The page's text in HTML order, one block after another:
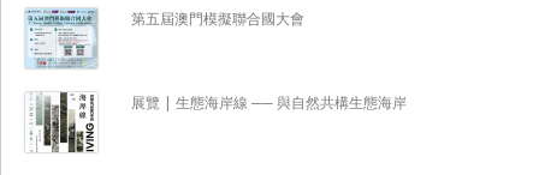
第五屆澳門模擬聯合國大會
展覽 | 生態海岸線 ── 與自然共構生態海岸